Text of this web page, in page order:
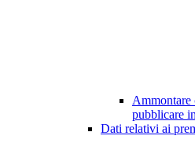
Ammontare
pubblicare
Dati relativi ai